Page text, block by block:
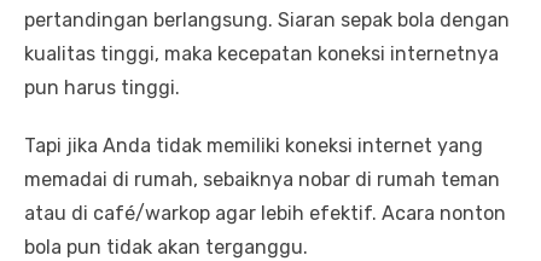
pertandingan berlangsung. Siaran sepak bola dengan
kualitas tinggi, maka kecepatan koneksi internetnya
pun harus tinggi.
Tapi jika Anda tidak memiliki koneksi internet yang
memadai di rumah, sebaiknya nobar di rumah teman
atau di café/warkop agar lebih efektif. Acara nonton
bola pun tidak akan terganggu.